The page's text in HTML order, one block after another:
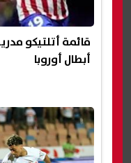
قائمة أتلتيكو
أبطال أوروبا